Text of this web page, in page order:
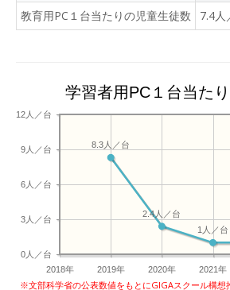
難で
置す
るこ
の命
「お
大き
ない
確認
スタ
教育用PC１台当たりの児童生徒数
7.4人
学習者用PC１台当た
2018年 2019年 2020年 2021年
0人／台
3人／台
6人／台
9人／台
12人／台
1人／台
2.4人／台
8.3人／台
※文部科学省の公表数値をもとにGIGAスクール構想